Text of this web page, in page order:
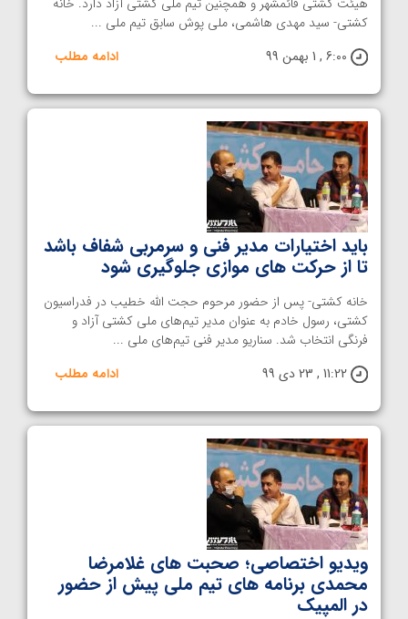
کشتی- سید مهدی هاشمی، ملی پوش سابق تیم ملی ...
6:00 , 1 بهمن 99
ادامه مطلب
باید اختیارات مدیر فنی و سرمربی شفاف باشد
تا از حرکت های موازی جلوگیری شود
خانه کشتی- پس از حضور مرحوم حجت الله خطیب در فدراسیون
کشتی، رسول خادم به عنوان مدیر تیم‌های ملی کشتی آزاد و
فرنگی انتخاب شد. سناریو مدیر فنی تیم‌های ملی ...
11:22 , 23 دی 99
ادامه مطلب
ویدیو اختصاصی؛ صحبت های غلامرضا
محمدی برنامه های تیم ملی پیش از حضور
در المپیک